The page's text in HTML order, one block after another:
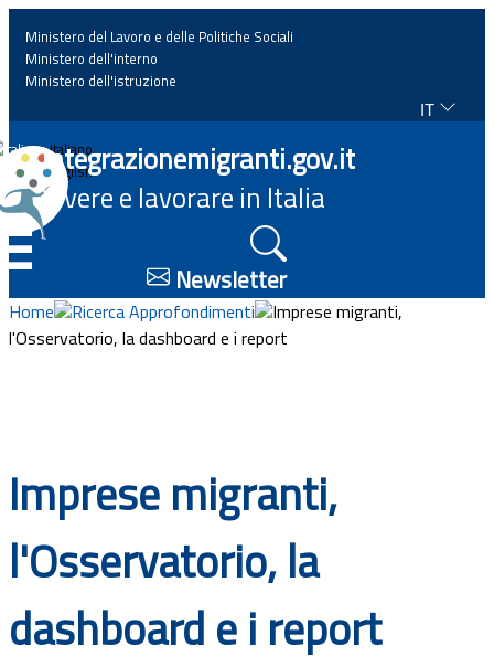
Home
News
Approfondimenti
Eventi
Documenti
Bandi
Guide
Ministero del Lavoro e delle Politiche Sociali
Ministero dell'interno
Ministero dell'istruzione
IT
Italiano
English
Integrazionemigranti.gov.it
Vivere e lavorare in Italia
Newsletter
Home Ricerca Approfondimenti
Imprese migranti,
l'Osservatorio, la dashboard e i report
Imprese migranti,
l'Osservatorio, la
dashboard e i report